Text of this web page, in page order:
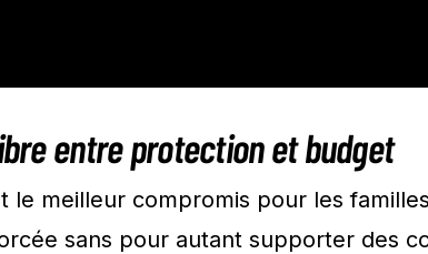
entre protection et budget
le meilleur compromis pour les
sans pour autant supporter des